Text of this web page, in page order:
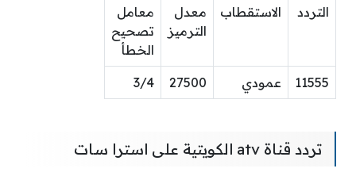
التردد الاستقطاب
معدل
الترميز
معامل
تصحيح
الخطأ
11555 عمودي 27500
3/4
تردد قناة atv الكويتية على استرا سات